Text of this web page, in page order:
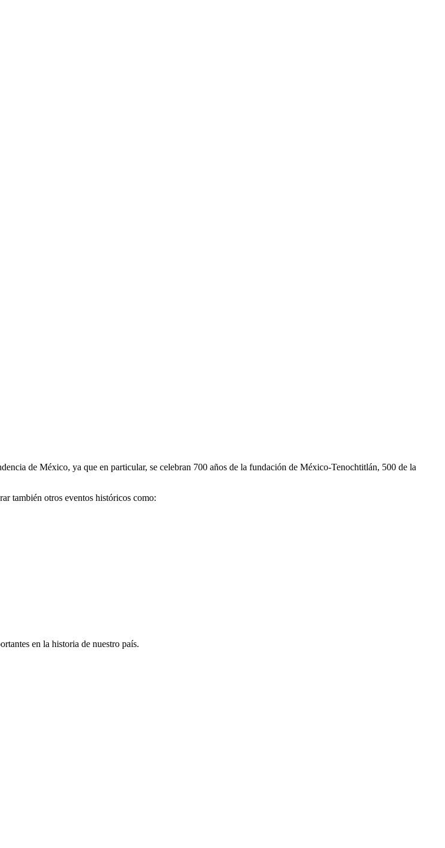
de México, ya que en particular, se celebran 700 años de la fundación de México-Tenochtitlán, 500 de la
también otros eventos históricos como:
en la historia de nuestro país.